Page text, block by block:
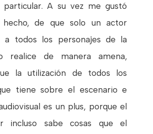
particular. A su vez me gustó
hecho, de que solo un actor
a todos los personajes de la
realice de manera amena,
la utilización de todos los
tiene sobre el escenario e
es un plus, porque el
incluso sabe cosas que el